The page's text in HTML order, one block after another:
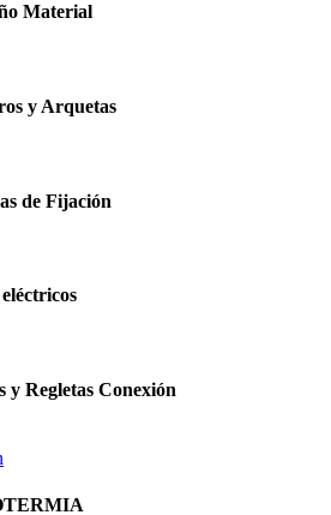
Material
y Arquetas
de Fijación
y Regletas Conexión